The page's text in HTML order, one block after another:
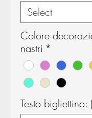
Colore
nastri *
Testo bigliettino: